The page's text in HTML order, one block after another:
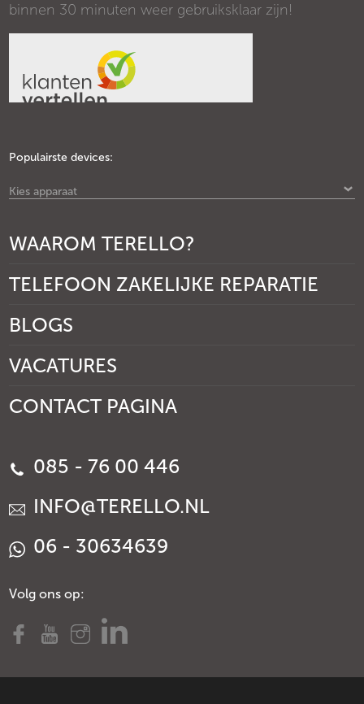
binnen 30 minuten weer gebruiksklaar zijn!
Populairste devices:
Kies apparaat
WAAROM TERELLO?
TELEFOON ZAKELIJKE REPARATIE
BLOGS
VACATURES
CONTACT PAGINA
085 - 76 00 446
INFO@TERELLO.NL
06 - 30634639
Volg ons op: